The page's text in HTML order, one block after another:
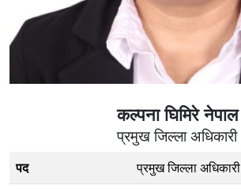
कल्पना घिमिरे नेपाल
प्रमुख जिल्ला अधिकारी
पद
प्रमुख जिल्ला अधिकारी